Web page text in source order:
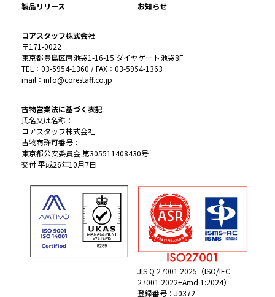
製品リリース
お知らせ
コアスタッフ株式会社
〒171-0022
東京都豊島区南池袋1-16-15 ダイヤゲート池袋8F
TEL：03-5954-1360 / FAX：03-5954-1363
mail：info@corestaff.co.jp
古物営業法に基づく表記
氏名又は名称：
コアスタッフ株式会社
古物商許可番号：
東京都公安委員会 第305511408430号
交付 平成26年10月7日
JIS Q 27001:2025（ISO/IEC
27001:2022+Amd 1:2024）
登録番号：J0372